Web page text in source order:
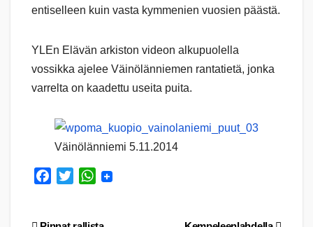
entiselleen kuin vasta kymmenien vuosien päästä.
YLEn Elävän arkiston videon alkupuolella
vossikka ajelee Väinölänniemen rantatietä, jonka
varrelta on kaadettu useita puita.
Väinölänniemi 5.11.2014
W